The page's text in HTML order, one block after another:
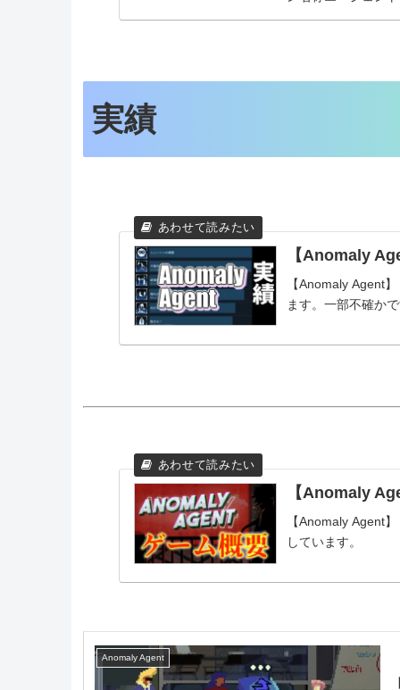
リー...
実績
【Anomaly
【Anomaly Agent
ます。一部不確か
【Anomaly
【Anomaly Agent
しています。
Anomaly Agent